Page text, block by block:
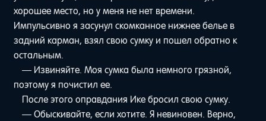
хорошее место, но у меня не нет времени.
Импульсивно я засунул скомканное нижнее белье в
задний карман, взял свою сумку и пошел обратно к
остальным.
— Извиняйте. Моя сумка была немного грязной,
поэтому я почистил ее.
После этого оправдания Ике бросил свою сумку.
— Обыскивайте, если хотите. Я невиновен. Верно,